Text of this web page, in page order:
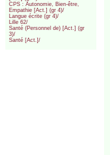
CPS : Autonomie, Bien-être,
Empathie [Act.] (gr 4)/
Langue écrite (gr 4)/
Lille 62/
Santé (Personnel de) [Act.] (gr
3)/
Santé [Act.]/